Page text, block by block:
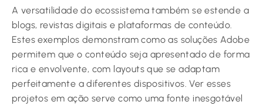
A versatilidade do ecossistema também se estende a
blogs, revistas digitais e plataformas de conteúdo.
Estes exemplos demonstram como as soluções Adobe
permitem que o conteúdo seja apresentado de forma
rica e envolvente, com layouts que se adaptam
perfeitamente a diferentes dispositivos. Ver esses
projetos em ação serve como uma fonte inesgotável